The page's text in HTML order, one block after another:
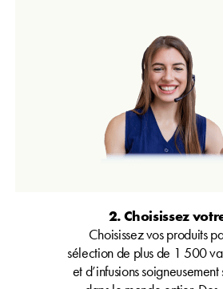
2. Choisissez
Choisissez vos produits
sélection de plus de 1 500
et d’infusions